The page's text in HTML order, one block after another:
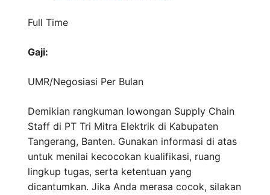
Full Time
Gaji:
UMR/Negosiasi Per Bulan
Demikian rangkuman lowongan Supply Chain
Staff di PT Tri Mitra Elektrik di Kabupaten
Tangerang, Banten. Gunakan informasi di atas
untuk menilai kecocokan kualifikasi, ruang
lingkup tugas, serta ketentuan yang
dicantumkan. Jika Anda merasa cocok, silakan